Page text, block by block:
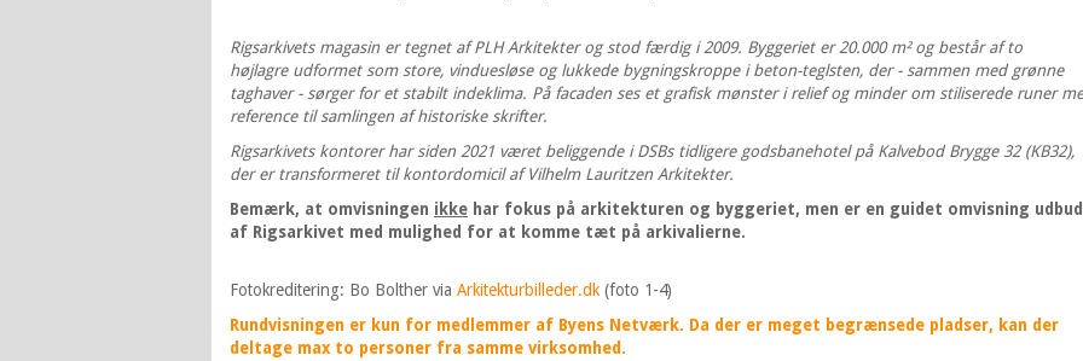
Rigsarkivets magasin er tegnet af PLH Arkitekter og stod færdig i 2009. Byggeriet er 20.000 m² og består af to
højlagre udformet som store, vinduesløse og lukkede bygningskroppe i beton-teglsten, der - sammen med grønne
taghaver - sørger for et stabilt indeklima. På facaden ses et grafisk mønster i relief og minder om stiliserede runer
reference til samlingen af historiske skrifter.
Rigsarkivets kontorer har siden 2021 været beliggende i DSBs tidligere godsbanehotel på Kalvebod Brygge 32 (KB32),
der er transformeret til kontordomicil af Vilhelm Lauritzen Arkitekter.
Bemærk, at omvisningen ikke har fokus på arkitekturen og byggeriet, men er en guidet omvisning
af Rigsarkivet med mulighed for at komme tæt på arkivalierne.
Fotokreditering: Bo Bolther via Arkitekturbilleder.dk (foto 1-4)
Rundvisningen er kun for medlemmer af Byens Netværk. Da der er meget begrænsede pladser, kan der
deltage max to personer fra samme virksomhed.